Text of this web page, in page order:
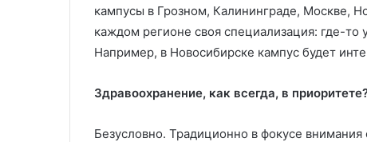
кампусы в Грозном, Калининграде, Москве,
каждом регионе своя специализация: где-
Например, в Новосибирске кампус будет
Здравоохранение, как всегда, в
Безусловно. Традиционно в фокусе